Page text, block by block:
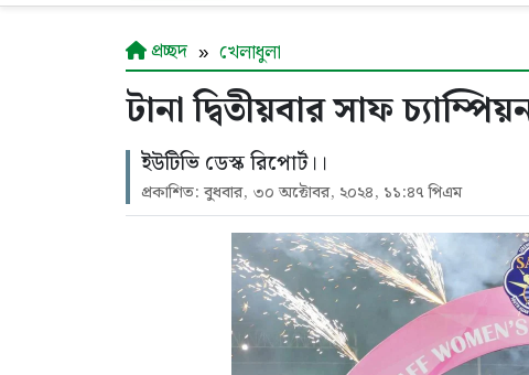
প্রচ্ছদ খেলাধুলা
টানা দ্বিতীয়বার সাফ
ইউটিভি ডেস্ক রিপোর্ট।।
প্রকাশিত: বুধবার, ৩০ অক্টোবর, ২০২৪, ১১:৪৭ পিএম